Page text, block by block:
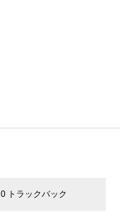
0 トラックバック